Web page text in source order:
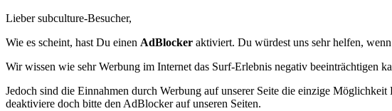
Lieber subculture-Besucher,
Wie es scheint, hast Du einen AdBlocker aktiviert. Du würdest uns sehr helfen,
Wir wissen wie sehr Werbung im Internet das Surf-Erlebnis negativ beeinträchtigen
Jedoch sind die Einnahmen durch Werbung auf unserer Seite die einzige
deaktiviere doch bitte den AdBlocker auf unseren Seiten.